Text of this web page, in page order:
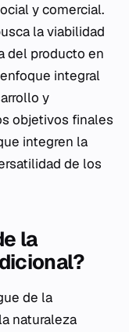
y comercial.
la viabilidad
del producto en
integral
y
objetivos finales
integren la
de los
la
de la
naturaleza